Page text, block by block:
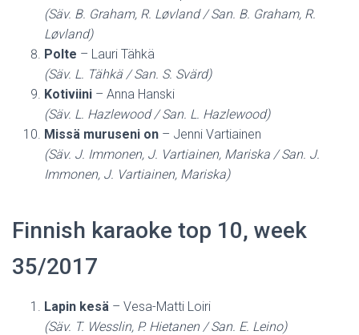
(Säv. B. Graham, R. Løvland / San. B. Graham, R.
Løvland)
Polte – Lauri Tähkä
(Säv. L. Tähkä / San. S. Svärd)
Kotiviini – Anna Hanski
(Säv. L. Hazlewood / San. L. Hazlewood)
Missä muruseni on – Jenni Vartiainen
(Säv. J. Immonen, J. Vartiainen, Mariska / San. J.
Immonen, J. Vartiainen, Mariska)
Finnish karaoke top 10, week
35/2017
Lapin kesä – Vesa-Matti Loiri
(Säv. T. Wesslin, P. Hietanen / San. E. Leino)